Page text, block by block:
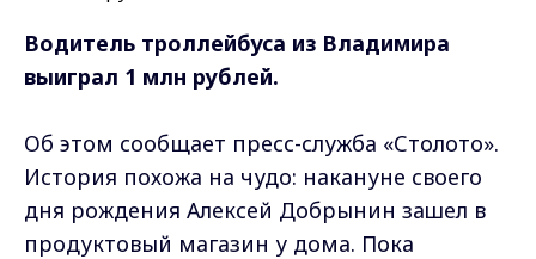
Водитель троллейбуса из Владимира
выиграл 1 млн рублей.
Об этом сообщает пресс-служба «Столото».
История похожа на чудо: накануне своего
дня рождения Алексей Добрынин зашел в
продуктовый магазин у дома. Пока